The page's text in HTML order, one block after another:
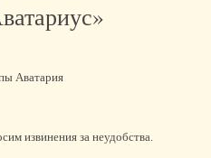
Аватария